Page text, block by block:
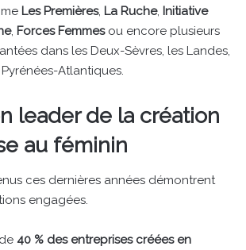
Les Premières, La Ruche, Initiative
, Forces Femmesou encore plusieurs
dans les Deux-Sèvres, les Landes,
Atlantiques.
leader de la création
au féminin
ces dernières années démontrent
engagées.
40 % des entreprises créées en